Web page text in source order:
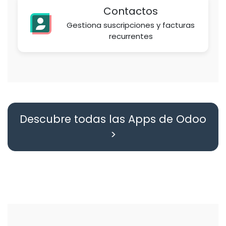
Contactos
Gestiona suscripciones y facturas
recurrentes
Descubre todas las Apps de Odoo
>